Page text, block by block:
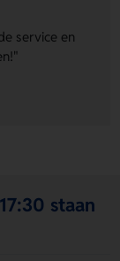
service en
staan